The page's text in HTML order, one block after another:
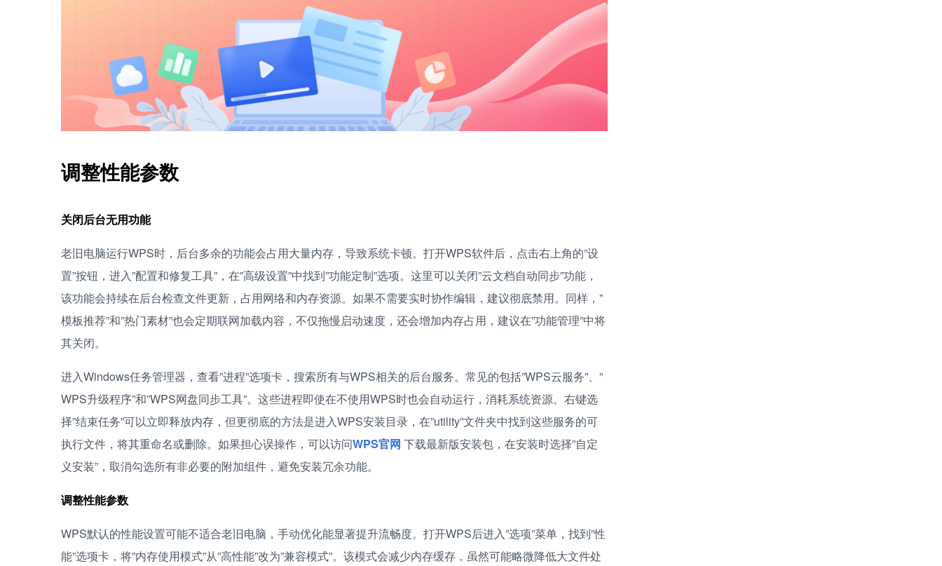
调整性能参数
关闭后台无用功能
老旧电脑运行WPS时，后台多余的功能会占用大量内存，导致系统卡顿。打开WPS软件后，点击右上角的”设
置”按钮，进入”配置和修复工具”，在”高级设置”中找到”功能定制”选项。这里可以关闭”云文档自动同步”功能，
该功能会持续在后台检查文件更新，占用网络和内存资源。如果不需要实时协作编辑，建议彻底禁用。同样，”
模板推荐”和”热门素材”也会定期联网加载内容，不仅拖慢启动速度，还会增加内存占用，建议在”功能管理”中将
其关闭。
进入Windows任务管理器，查看”进程”选项卡，搜索所有与WPS相关的后台服务。常见的包括”WPS云服务”、”
WPS升级程序”和”WPS网盘同步工具”。这些进程即使在不使用WPS时也会自动运行，消耗系统资源。右键选
择”结束任务”可以立即释放内存，但更彻底的方法是进入WPS安装目录，在”utility”文件夹中找到这些服务的可
执行文件，将其重命名或删除。如果担心误操作，可以访问WPS官网 下载最新版安装包，在安装时选择”自定
义安装”，取消勾选所有非必要的附加组件，避免安装冗余功能。
调整性能参数
WPS默认的性能设置可能不适合老旧电脑，手动优化能显著提升流畅度。打开WPS后进入”选项”菜单，找到”性
能”选项卡，将”内存使用模式”从”高性能”改为”兼容模式”。该模式会减少内存缓存，虽然可能略微降低大文件处